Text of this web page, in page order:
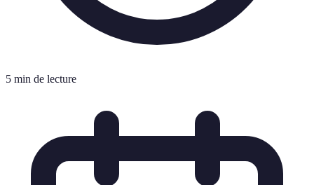
5 min de lecture